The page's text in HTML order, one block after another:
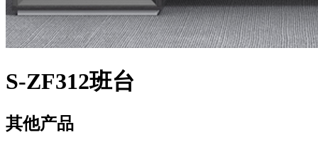
S-ZF312班台
其他产品